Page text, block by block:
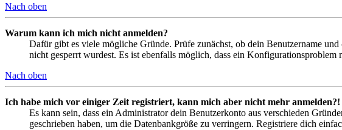
Nach oben
Warum kann ich mich nicht anmelden?
Dafür gibt es viele mögliche Gründe. Prüfe zunächst, ob dein Benutzername
nicht gesperrt wurdest. Es ist ebenfalls möglich, dass ein
Nach oben
Ich habe mich vor einiger Zeit registriert, kann mich aber nicht mehr anmelden?!
Es kann sein, dass ein Administrator dein Benutzerkonto aus verschieden
geschrieben haben, um die Datenbankgröße zu verringern. Registriere dich